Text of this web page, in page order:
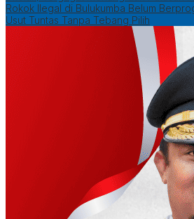
Rokok Ilegal di Bulukumba Belum
Usut Tuntas Tanpa Tebang Pilih